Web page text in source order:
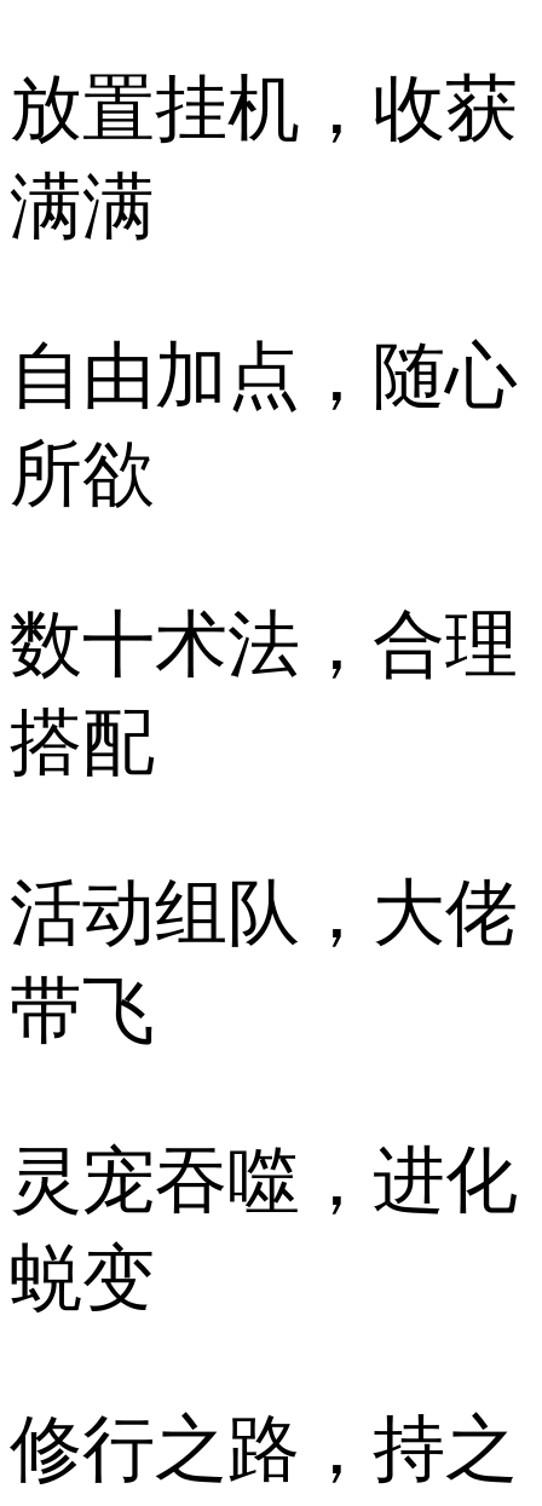
放置挂机，收获
满满
自由加点，随心
所欲
数十术法，合理
搭配
活动组队，大佬
带飞
灵宠吞噬，进化
蜕变
修行之路，持之